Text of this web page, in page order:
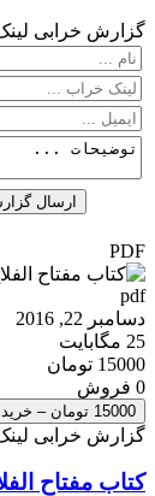
گزارش خرابی
PDF
pdf
دسامبر 22, 2016
25 مگابایت
15000 تومان
0 فروش
15000 تومان – خرید
گزارش خرابی
کتاب مفتاح